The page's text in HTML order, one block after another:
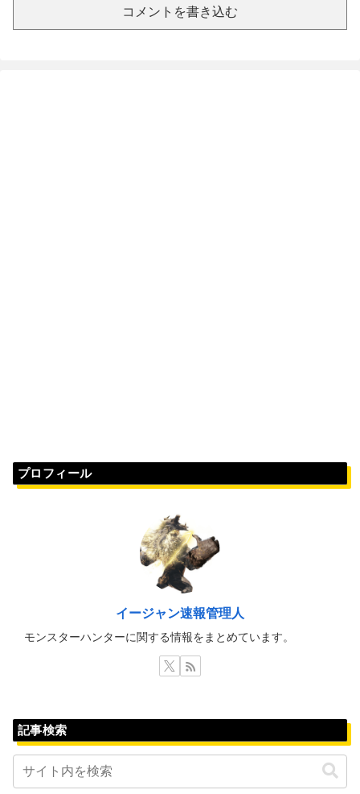
コメントを書き込む
プロフィール
イージャン速報管理人
モンスターハンターに関する情報をまとめています。
記事検索